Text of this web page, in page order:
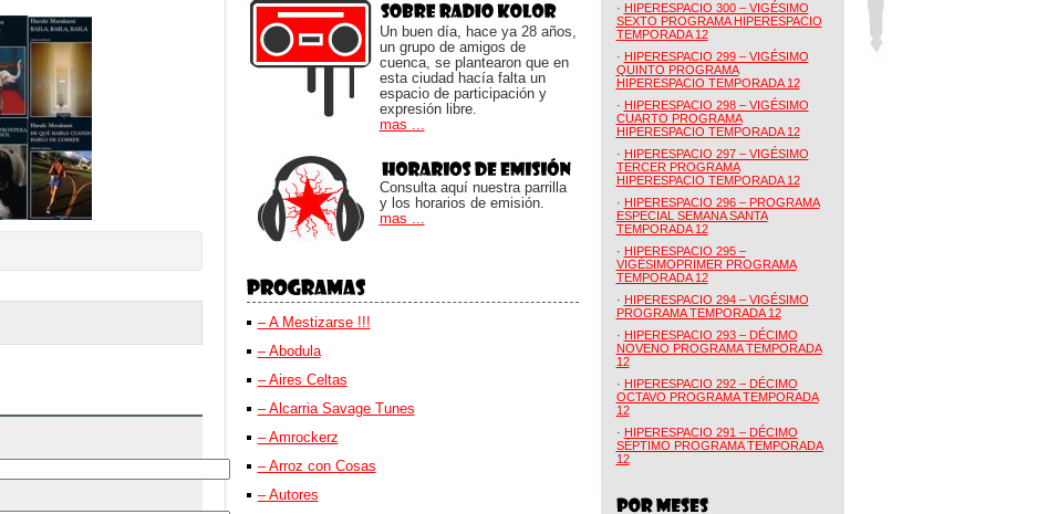
Un buen día, hace ya 28 años,
un grupo de amigos de
cuenca, se plantearon que en
esta ciudad hacía falta un
espacio de participación y
expresión libre.
mas ...
Consulta aquí nuestra parrilla
y los horarios de emisión.
mas ...
– A Mestizarse !!!
– Abodula
– Aires Celtas
– Alcarria Savage Tunes
– Amrockerz
– Arroz con Cosas
– Autores
· HIPERESPACIO 300 – VIGÉSIMO
SEXTO PROGRAMA HIPERESPACIO
TEMPORADA 12
· HIPERESPACIO 299 – VIGÉSIMO
QUINTO PROGRAMA
HIPERESPACIO TEMPORADA 12
· HIPERESPACIO 298 – VIGÉSIMO
CUARTO PROGRAMA
HIPERESPACIO TEMPORADA 12
· HIPERESPACIO 297 – VIGÉSIMO
TERCER PROGRAMA
HIPERESPACIO TEMPORADA 12
· HIPERESPACIO 296 – PROGRAMA
ESPECIAL SEMANA SANTA
TEMPORADA 12
· HIPERESPACIO 295 –
VIGÉSIMOPRIMER PROGRAMA
TEMPORADA 12
· HIPERESPACIO 294 – VIGÉSIMO
PROGRAMA TEMPORADA 12
· HIPERESPACIO 293 – DÉCIMO
NOVENO PROGRAMA TEMPORADA
12
· HIPERESPACIO 292 – DÉCIMO
OCTAVO PROGRAMA TEMPORADA
12
· HIPERESPACIO 291 – DÉCIMO
SÉPTIMO PROGRAMA TEMPORADA
12